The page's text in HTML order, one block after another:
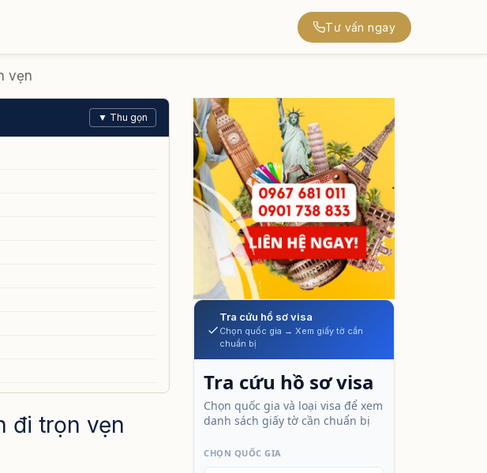
Tư vấn ngay
vẹn
▼ Thu gọn
đi trọn vẹn
Tra cứu hồ sơ visa
Chọn quốc gia → Xem giấy tờ cần
chuẩn bị